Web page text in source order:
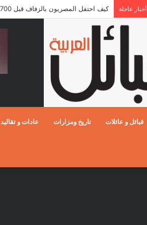
أخبار عاجلة كيف احتفل المصريون بالزفاف قبل 700 عام؟
قبائل و عائلات تاريخ ومزارات عادات و تقاليد